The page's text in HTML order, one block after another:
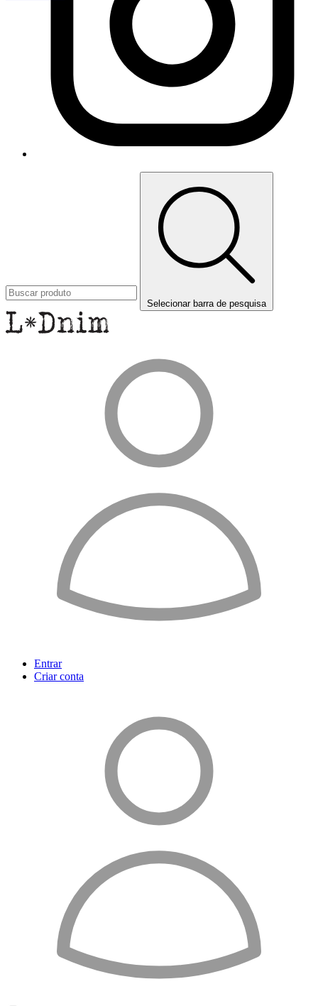
Selecionar barra de pesquisa
Entrar
Criar conta